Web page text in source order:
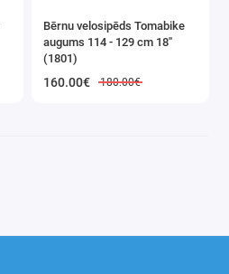
Bērnu velosipēds Tomabike
augums 114 - 129 cm 18''
(1801)
160.00€ 180.00€